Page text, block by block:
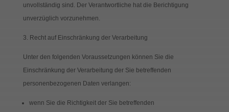
unvollständig sind. Der Verantwortliche hat die Berichtigung
unverzüglich vorzunehmen.
3. Recht auf Einschränkung der Verarbeitung
Unter den folgenden Voraussetzungen können Sie die
Einschränkung der Verarbeitung der Sie betreffenden
personenbezogenen Daten verlangen:
wenn Sie die Richtigkeit der Sie betreffenden